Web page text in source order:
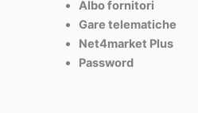
Albo fornitori
Gare telematiche
Net4market Plus
Password